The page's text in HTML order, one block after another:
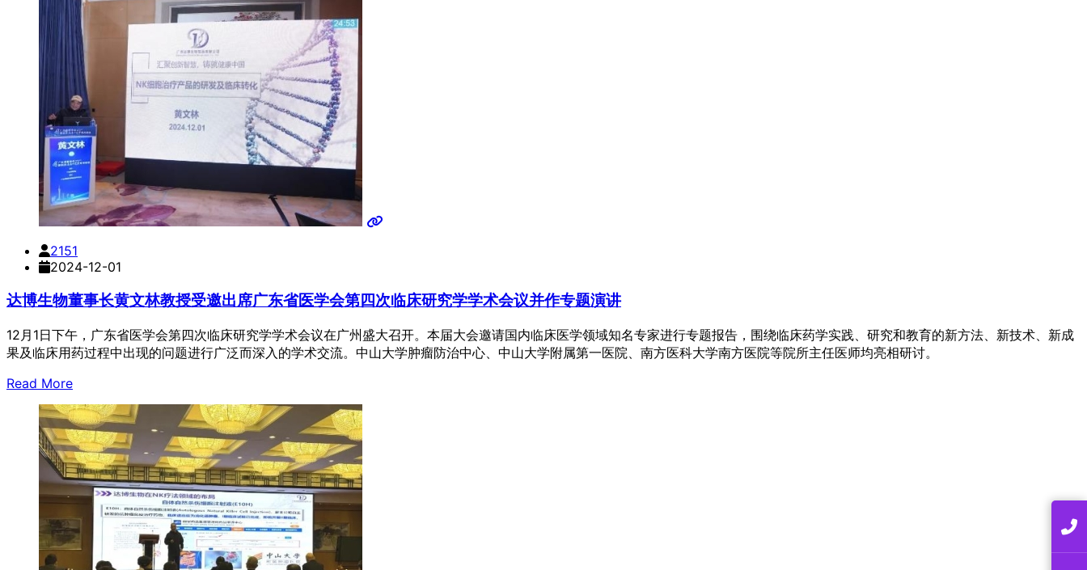
2151
2024-12-01
达博生物董事长黄文林教授受邀出席广东省医学会第四次临床研究学学术会议并作专题演讲
12月1日下午，广东省医学会第四次临床研究学学术会议在广州盛大召开。本届大会邀请国内临床医学领域知名专家进行专题报告，围绕临床药学实践、研究和教育的新方法、新技术、新成
果及临床用药过程中出现的问题进行广泛而深入的学术交流。中山大学肿瘤防治中心、中山大学附属第一医院、南方医科大学南方医院等院所主任医师均亮相研讨。
Read More